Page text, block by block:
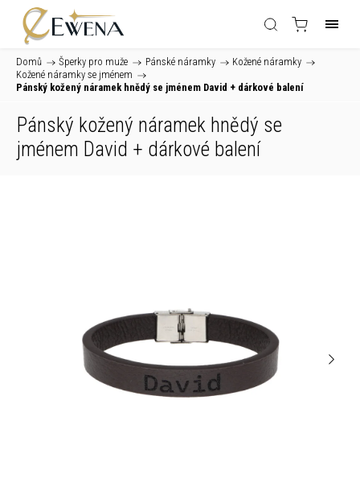
Domů / Šperky pro muže / Pánské náramky / Kožené náramky /
Kožené náramky se jménem /
Pánský kožený náramek hnědý se jménem David + dárkové balení
Pánský kožený náramek hnědý se
jménem David + dárkové balení